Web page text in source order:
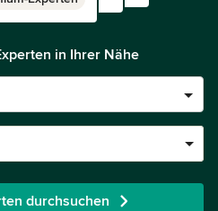
in Ihrer Nähe
durchsuchen